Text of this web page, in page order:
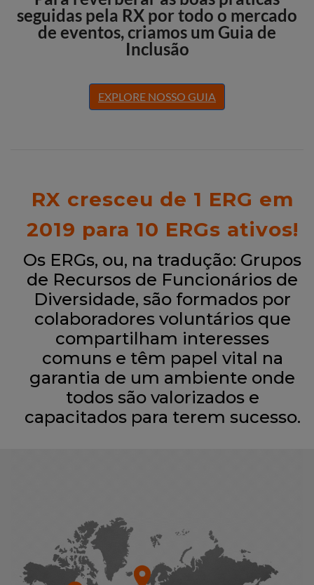
seguidas pela RX por todo o mercado
de eventos, criamos um Guia de
Inclusão
EXPLORE NOSSO GUIA
RX cresceu de 1 ERG em
2019 para 10 ERGs ativos!
Os ERGs, ou, na tradução: Grupos
de Recursos de Funcionários de
Diversidade, são formados por
colaboradores voluntários que
compartilham interesses
comuns e têm papel vital na
garantia de um ambiente onde
todos são valorizados e
capacitados para terem sucesso.